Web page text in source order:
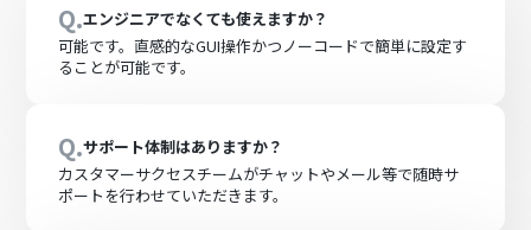
Q.エンジニアでなくても使えますか？
可能です。直感的なGUI操作かつノーコードで簡単に設定す
ることが可能です。
Q.サポート体制はありますか？
カスタマーサクセスチームがチャットやメール等で随時サ
ポートを行わせていただきます。